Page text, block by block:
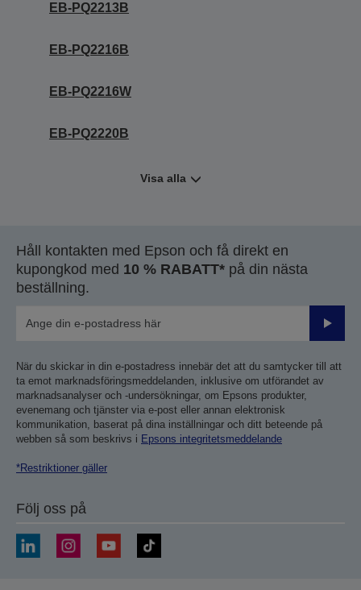
EB-PQ2213B
EB-PQ2216B
EB-PQ2216W
EB-PQ2220B
Visa alla
Håll kontakten med Epson och få direkt en
kupongkod med 10 % RABATT* på din nästa
beställning.
Skicka
När du skickar in din e-postadress innebär det att du samtycker till att
ta emot marknadsföringsmeddelanden, inklusive om utförandet av
marknadsanalyser och -undersökningar, om Epsons produkter,
evenemang och tjänster via e-post eller annan elektronisk
kommunikation, baserat på dina inställningar och ditt beteende på
webben så som beskrivs i Epsons integritetsmeddelande
*Restriktioner gäller
Följ oss på